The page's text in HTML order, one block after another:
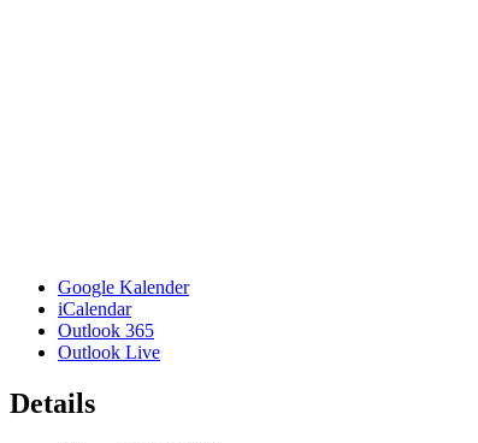
Google Kalender
iCalendar
Outlook 365
Outlook Live
Details